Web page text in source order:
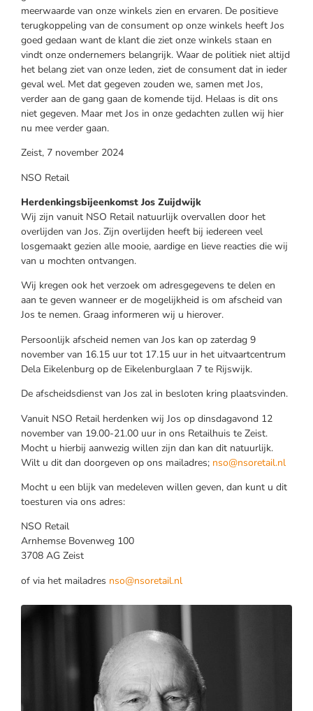
meerwaarde van onze winkels zien en ervaren. De positieve
terugkoppeling van de consument op onze winkels heeft Jos
goed gedaan want de klant die ziet onze winkels staan en
vindt onze ondernemers belangrijk. Waar de politiek niet altijd
het belang ziet van onze leden, ziet de consument dat in ieder
geval wel. Met dat gegeven zouden we, samen met Jos,
verder aan de gang gaan de komende tijd. Helaas is dit ons
niet gegeven. Maar met Jos in onze gedachten zullen wij hier
nu mee verder gaan.
Zeist, 7 november 2024
NSO Retail
Herdenkingsbijeenkomst Jos Zuijdwijk
Wij zijn vanuit NSO Retail natuurlijk overvallen door het
overlijden van Jos. Zijn overlijden heeft bij iedereen veel
losgemaakt gezien alle mooie, aardige en lieve reacties die wij
van u mochten ontvangen.
Wij kregen ook het verzoek om adresgegevens te delen en
aan te geven wanneer er de mogelijkheid is om afscheid van
Jos te nemen. Graag informeren wij u hierover.
Persoonlijk afscheid nemen van Jos kan op zaterdag 9
november van 16.15 uur tot 17.15 uur in het uitvaartcentrum
Dela Eikelenburg op de Eikelenburglaan 7 te Rijswijk.
De afscheidsdienst van Jos zal in besloten kring plaatsvinden.
Vanuit NSO Retail herdenken wij Jos op dinsdagavond 12
november van 19.00-21.00 uur in ons Retailhuis te Zeist.
Mocht u hierbij aanwezig willen zijn dan kan dit natuurlijk.
Wilt u dit dan doorgeven op ons mailadres; nso@nsoretail.nl
Mocht u een blijk van medeleven willen geven, dan kunt u dit
toesturen via ons adres:
NSO Retail
Arnhemse Bovenweg 100
3708 AG Zeist
of via het mailadres nso@nsoretail.nl